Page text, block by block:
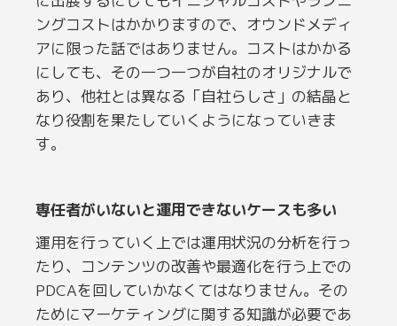
ングコストはかかりますので、オウンドメディ
アに限った話ではありません。コストはかかる
にしても、その一つ一つが自社のオリジナルで
あり、他社とは異なる「自社らしさ」の結晶と
なり役割を果たしていくようになっていきま
す。
専任者がいないと運用できないケースも多い
運用を行っていく上では運用状況の分析を行っ
たり、コンテンツの改善や最適化を行う上での
PDCAを回していかなくてはなりません。その
ためにマーケティングに関する知識が必要であ